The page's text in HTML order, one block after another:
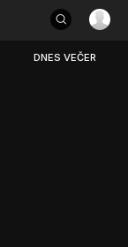
DNES VEČER